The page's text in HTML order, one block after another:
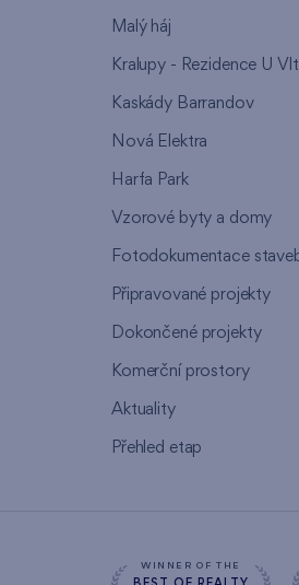
Malý háj
Kralupy - Rezidence U
Kaskády Barrandov
Nová Elektra
Harfa Park
Vzorové byty a domy
Fotodokumentace
Připravované projekty
Dokončené projekty
Komerční prostory
Aktuality
Přehled etap
WINNER OF THE